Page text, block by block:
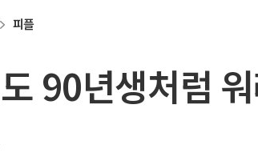
피플
90년생처럼